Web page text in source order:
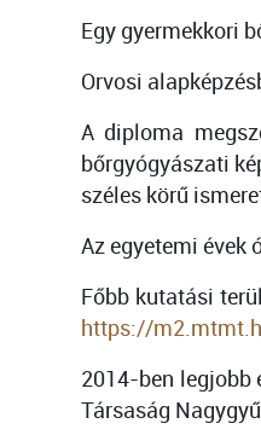
Egy gyermekkori
Orvosi
A diploma
bőrgyógyászati
széles körű
Az egyetemi évek
Főbb kutatási
https://
2014-ben
Társaság